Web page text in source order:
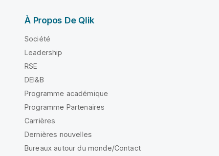
À Propos De Qlik
Société
Leadership
RSE
DEI&B
Programme académique
Programme Partenaires
Carrières
Dernières nouvelles
Bureaux autour du monde/Contact